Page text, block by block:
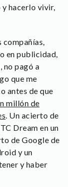
hacerlo vivir,
en publicidad,
no pagó a
que me
antes de que
millón de
. Un acierto de
Dream en un
de Google de
y un
y haber